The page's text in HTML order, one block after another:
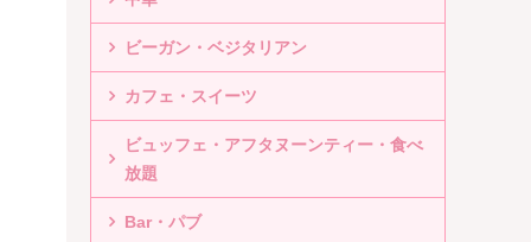
ビーガン・ベジタリアン
カフェ・スイーツ
ビュッフェ・アフタヌーンティー・食べ
放題
Bar・パブ